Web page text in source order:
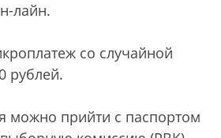
лайн.
со случайной
рублей.
можно прийти с паспортом